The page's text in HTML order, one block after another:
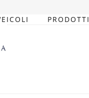
PRODOTTI